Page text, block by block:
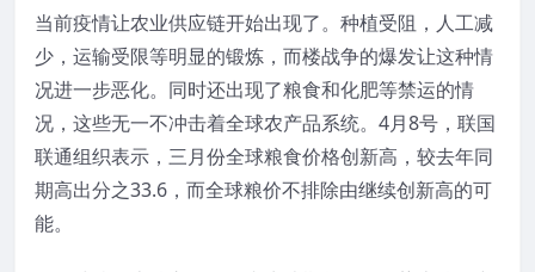
当前疫情让农业供应链开始出现了。种植受阻，人工减
少，运输受限等明显的锻炼，而楼战争的爆发让这种情
况进一步恶化。同时还出现了粮食和化肥等禁运的情
况，这些无一不冲击着全球农产品系统。4月8号，联国
联通组织表示，三月份全球粮食价格创新高，较去年同
期高出分之33.6，而全球粮价不排除由继续创新高的可
能。